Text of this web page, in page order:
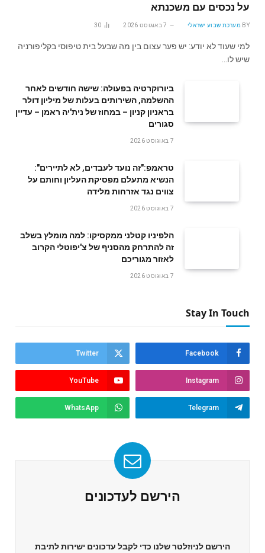
על נכסים עם משכנתא
BY מערכת שבוע ישראלי 7 באוגוסט 2026 30
למי שעוד לא יודע: יש פער עצום בין מה שבעל בית טיפוסי בקליפורניה
שיש לו…
ביורוקרטיה בפעולה: שישה חודשים לאחר
ההשלמה, השירותים בעלות של מיליון דולר
בראניון קניון – במחוז של נית'יה ראמן – עדיין
סגורים
7 באוגוסט 2026
טראמפ:"זה נועד לעבדים, לא לתיירים":
הנשיא מתעלם מפסיקת העליון וחותם על
צווים נגד אזרחות מלידה
7 באוגוסט 2026
הלפיניו קטלני ממקסיקו: למה מומלץ בשלב
זה להתרחק מהסניף של צ'יפוטלי הקרוב
לאזור מגוריכם
7 באוגוסט 2026
Stay In Touch
Facebook
Twitter
Instagram
YouTube
Telegram
WhatsApp
הירשם לעדכונים
הירשם לניוזלטר שלנו כדי לקבל עדכונים ישירות לתיבת